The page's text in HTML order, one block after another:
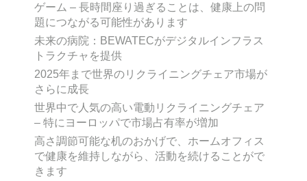
ゲーム – 長時間座り過ぎることは、健康上の問
題につながる可能性があります
未来の病院：BEWATECがデジタルインフラス
トラクチャを提供
2025年まで世界のリクライニングチェア市場が
さらに成長
世界中で人気の高い電動リクライニングチェア
– 特にヨーロッパで市場占有率が増加
高さ調節可能な机のおかげで、ホームオフィス
で健康を維持しながら、活動を続けることがで
きます